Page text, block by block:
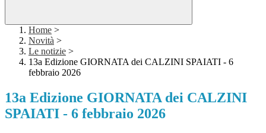
Home >
Novità >
Le notizie >
13a Edizione GIORNATA dei CALZINI SPAIATI - 6
febbraio 2026
13a Edizione GIORNATA dei CALZINI
SPAIATI - 6 febbraio 2026